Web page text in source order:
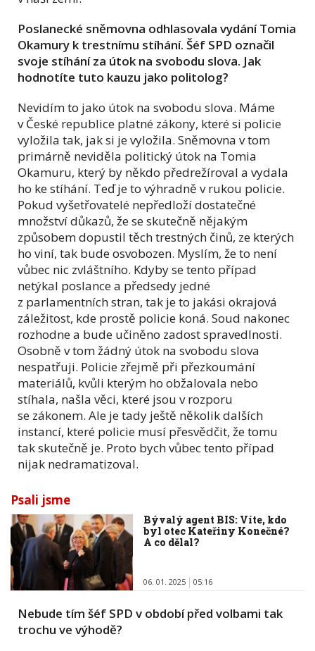
Poslanecké sněmovna odhlasovala vydání Tomia
Okamury k trestnímu stíhání. Šéf SPD označil
svoje stíhání za útok na svobodu slova. Jak
hodnotíte tuto kauzu jako politolog?
Nevidím to jako útok na svobodu slova. Máme
v České republice platné zákony, které si policie
vyložila tak, jak si je vyložila. Sněmovna v tom
primárně neviděla politický útok na Tomia
Okamuru, který by někdo předrežíroval a vydala
ho ke stíhání. Teď je to výhradně v rukou policie.
Pokud vyšetřovatelé nepředloží dostatečné
množství důkazů, že se skutečně nějakým
způsobem dopustil těch trestných činů, ze kterých
ho viní, tak bude osvobozen. Myslím, že to není
vůbec nic zvláštního. Kdyby se tento případ
netýkal poslance a předsedy jedné
z parlamentních stran, tak je to jakási okrajová
záležitost, kde prostě policie koná. Soud nakonec
rozhodne a bude učiněno zadost spravedlnosti.
Osobně v tom žádný útok na svobodu slova
nespatřuji. Policie zřejmě při přezkoumání
materiálů, kvůli kterým ho obžalovala nebo
stíhala, našla věci, které jsou v rozporu
se zákonem. Ale je tady ještě několik dalších
instancí, které policie musí přesvědčit, že tomu
tak skutečně je. Proto bych vůbec tento případ
nijak nedramatizoval.
Psali jsme
Bývalý agent BIS: Víte, kdo
byl otec Kateřiny Konečné?
A co dělal?
06. 01. 2025 05:16
Nebude tím šéf SPD v období před volbami tak
trochu ve výhodě?